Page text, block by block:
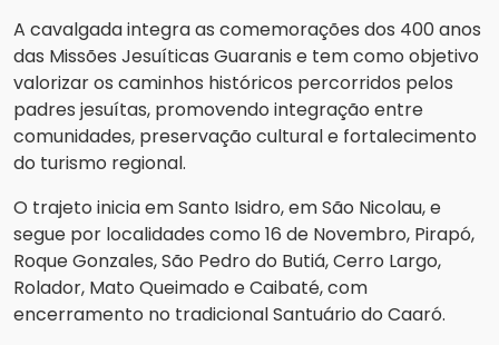
A cavalgada integra as comemorações dos 400 anos
das Missões Jesuíticas Guaranis e tem como objetivo
valorizar os caminhos históricos percorridos pelos
padres jesuítas, promovendo integração entre
comunidades, preservação cultural e fortalecimento
do turismo regional.
O trajeto inicia em Santo Isidro, em São Nicolau, e
segue por localidades como 16 de Novembro, Pirapó,
Roque Gonzales, São Pedro do Butiá, Cerro Largo,
Rolador, Mato Queimado e Caibaté, com
encerramento no tradicional Santuário do Caaró.